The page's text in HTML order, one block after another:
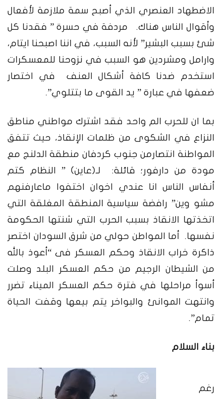
الاضطهاد العنصري الذي أصبح سمة ملازمة لأفعال
وأقوال الناس هناك. مردفة في حسرة ” فقدنا كل
شئ بسبب البشير” لأنه السبب، في اننا اصبحنا ايتام،
وارامل ومشردين هو السبب في نزوحنا للمعسكرات
استخدم ضدنا كافة أشكال العنف في اختصار
ضعفها في عبارة ” يد القوى ما بتتلوي”.
بما ان للحرب الم واحد فقد اشترك مواطني مناطق
النزاع في الشكوى من ظلمات الإنقاذ، حيث تتفق
المواطنة انتصارمن جنوب كردفان منطقة الدلنج مع
مودة من دارفور؛ قائلة: لـ(عاين) ” النظام كتم
أنفاس الناس انا عندي اخوان اختفوا ماعارفنهم
مشو وين” رافضة سياسية المنطقة المغلقة التي
اتخذتها الانقاذ بسبب الحرب التي شنتها الحكومة
نفسها. أما المواطن حولي من شرق السودان اختصر
ذاكرة خراب الانقاذ وحكم العسكر فى “أعوذ بالله
من الشيطان الرجيم من حكم العسكر البلد وصلت
أسوأ مراحلها في فترة حكم العسكر الميناء تضرر
وانتهت الموانئ والبواخر يتم بيعها وقفت الحياة
تمام”.
بناء السلام
رغم